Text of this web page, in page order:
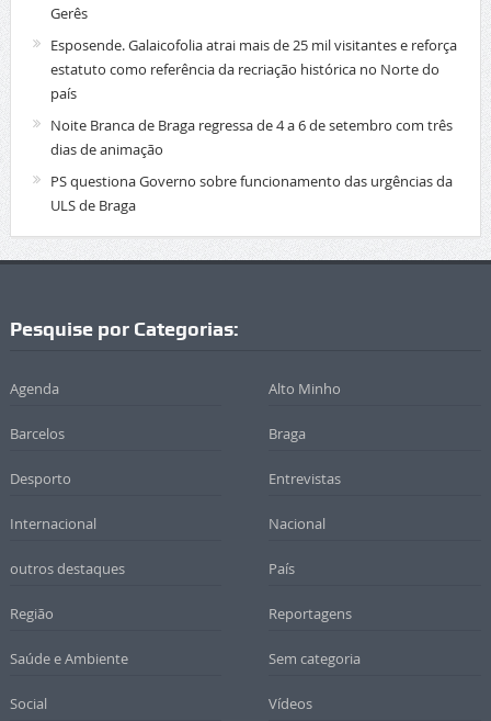
Gerês
Esposende. Galaicofolia atrai mais de 25 mil visitantes e reforça
estatuto como referência da recriação histórica no Norte do
país
Noite Branca de Braga regressa de 4 a 6 de setembro com três
dias de animação
PS questiona Governo sobre funcionamento das urgências da
ULS de Braga
Pesquise por Categorias:
Agenda Alto Minho
Barcelos Braga
Desporto Entrevistas
Internacional Nacional
outros destaques País
Região Reportagens
Saúde e Ambiente Sem categoria
Social Vídeos